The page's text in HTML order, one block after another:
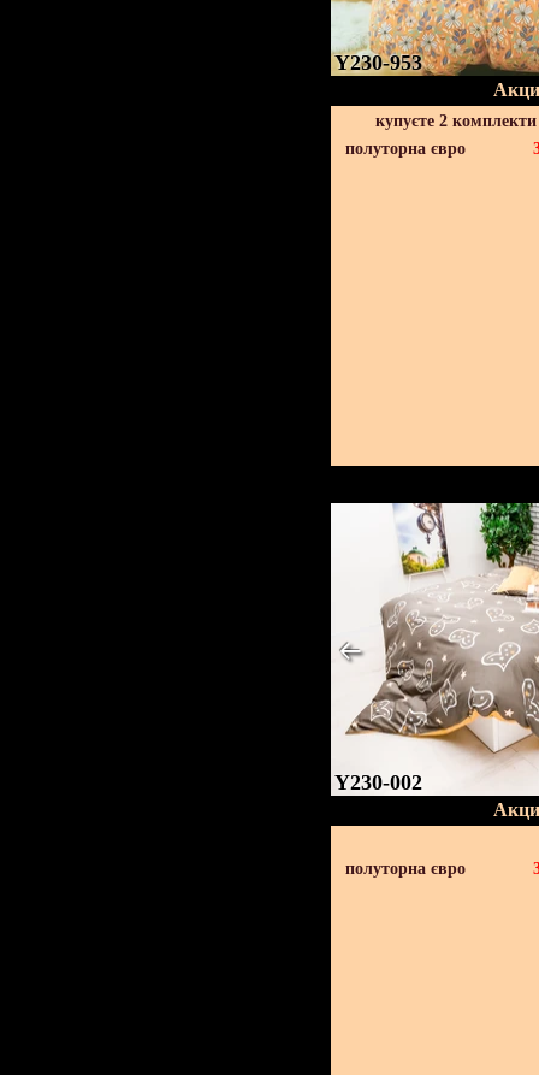
Y230-953
купуєте 2
полуторна євро
Y230-002
полуторна євро